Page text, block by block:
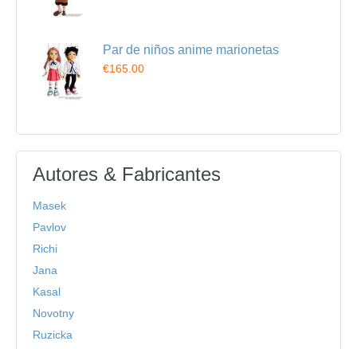
Par de niños anime marionetas
€165.00
Autores & Fabricantes
Masek
Pavlov
Richi
Jana
Kasal
Novotny
Ruzicka